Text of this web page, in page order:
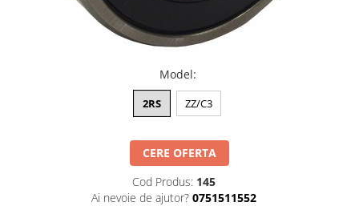
Model:
2RS ZZ/C3
CERE OFERTA
Cod Produs: 145
Ai nevoie de ajutor? 0751511552